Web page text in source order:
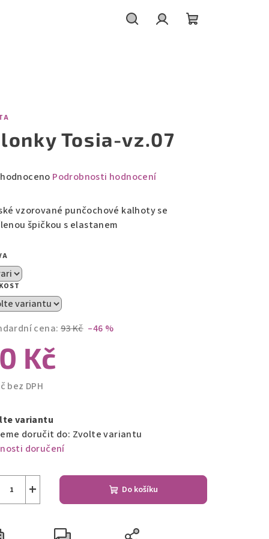
Tosia-vz.07
Podrobnosti hodnocení
vzorované punčochové kalhoty se
špičkou s elastanem
cena: 93 Kč –46 %
Kč
bez DPH
variantu
doručit do: Zvolte variantu
doručení
+ Do košíku